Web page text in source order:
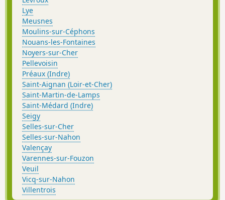
Lye
Meusnes
Moulins-sur-Céphons
Nouans-les-Fontaines
Noyers-sur-Cher
Pellevoisin
Préaux (Indre)
Saint-Aignan (Loir-et-Cher)
Saint-Martin-de-Lamps
Saint-Médard (Indre)
Seigy
Selles-sur-Cher
Selles-sur-Nahon
Valençay
Varennes-sur-Fouzon
Veuil
Vicq-sur-Nahon
Villentrois